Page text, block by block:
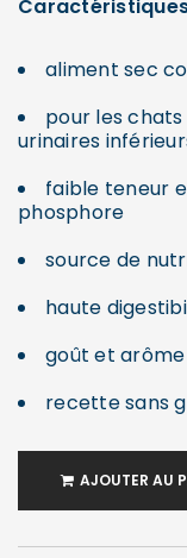
aliment sec
pour les
urinaires
faible teneur
phosphore
source de
haute
goût et
recette sans
AJOUTER AU